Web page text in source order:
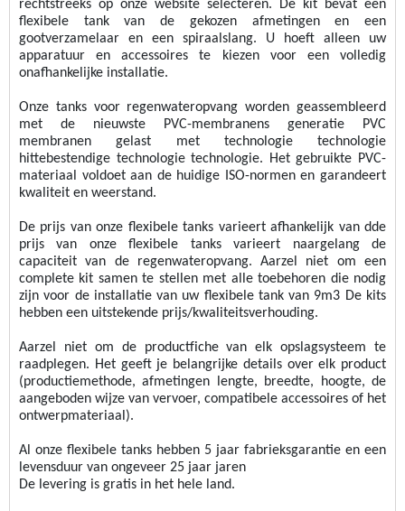
rechtstreeks op onze website selecteren. De kit bevat een
flexibele tank van de gekozen afmetingen en een
gootverzamelaar en een spiraalslang. U hoeft alleen uw
apparatuur en accessoires te kiezen voor een volledig
onafhankelijke installatie.
Onze tanks voor regenwateropvang worden geassembleerd
met de nieuwste PVC-membranens generatie PVC
membranen gelast met technologie
hittebestendige technologie technologie.
Het gebruikte PVC-
materiaal voldoet aan de huidige ISO-normen en garandeert
kwaliteit en weerstand.
De prijs van onze flexibele tanks varieert afhankelijk van dde
prijs van onze flexibele tanks varieert naargelang de
capaciteit van de regenwateropvang. Aarzel niet om een
complete kit samen te stellen met alle toebehoren die nodig
zijn voor de installatie van uw flexibele tank van 9m3 De kits
hebben een uitstekende prijs/kwaliteitsverhouding.
Aarzel niet om de productfiche van elk opslagsysteem te
raadplegen. Het geeft je belangrijke details over elk product
(productiemethode, afmetingen
lengte, breedte, hoogte, de
aangeboden wijze van vervoer, compatibele accessoires of het
ontwerpmateriaal).
Al onze flexibele tanks hebben 5 jaar fabrieksgarantie en een
levensduur van ongeveer 25 jaar jaren
De levering is gratis in het hele land.